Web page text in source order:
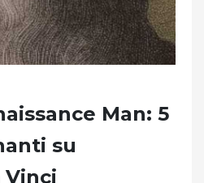
Man: 5
su
Vinci